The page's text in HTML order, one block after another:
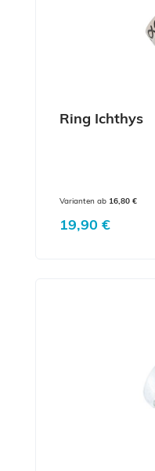
Ring Ichthys
Varianten ab 16,80 €
Regulärer Preis:
19,90 €